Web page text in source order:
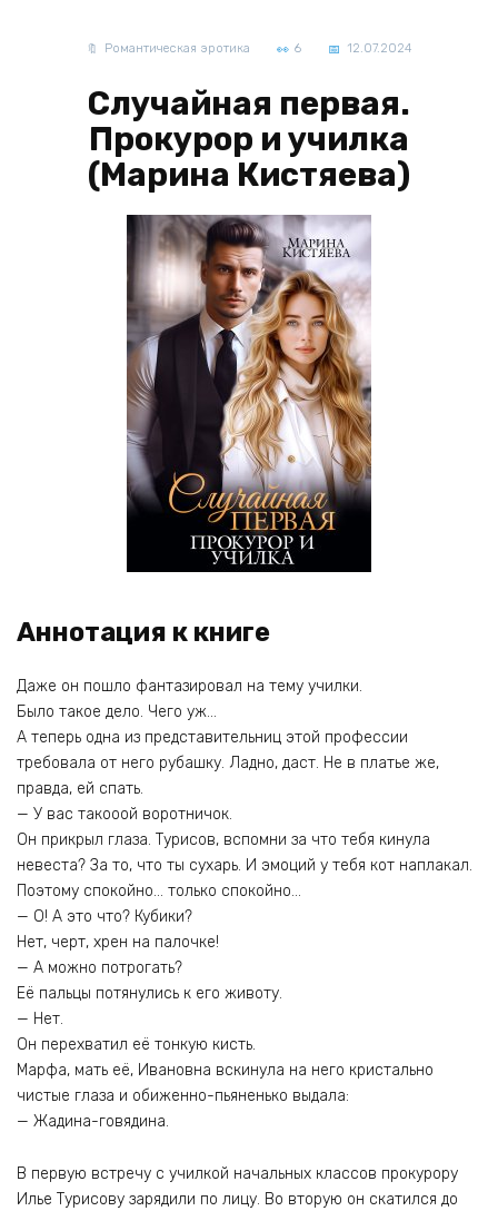
Романтическая эротика 6 12.07.2024
Случайная первая.
Прокурор и училка
(Марина Кистяева)
Аннотация к книге
Даже он пошло фантазировал на тему училки.
Было такое дело. Чего уж…
А теперь одна из представительниц этой профессии
требовала от него рубашку. Ладно, даст. Не в платье же,
правда, ей спать.
— У вас такооой воротничок.
Он прикрыл глаза. Турисов, вспомни за что тебя кинула
невеста? За то, что ты сухарь. И эмоций у тебя кот наплакал.
Поэтому спокойно… только спокойно…
— О! А это что? Кубики?
Нет, черт, хрен на палочке!
— А можно потрогать?
Её пальцы потянулись к его животу.
— Нет.
Он перехватил её тонкую кисть.
Марфа, мать её, Ивановна вскинула на него кристально
чистые глаза и обиженно-пьяненько выдала:
— Жадина-говядина.
В первую встречу с училкой начальных классов прокурору
Илье Турисову зарядили по лицу. Во вторую он скатился до